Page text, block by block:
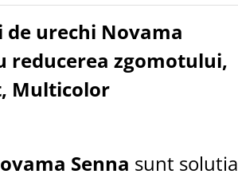
de urechi Novama
reducerea zgomotului,
Multicolor
Senna sunt solutia